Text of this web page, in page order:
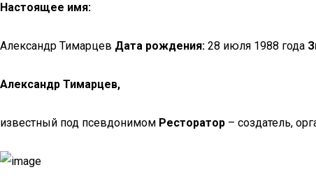
Настоящее имя:
Александр Тимарцев Дата рождения: 28 июля 1988 года
Александр Тимарцев,
известный под псевдонимом Ресторатор – создатель,